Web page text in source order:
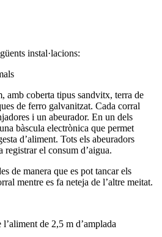
instal·lacions:
amb coberta tipus sandvitx, terra de
de ferro galvanitzat. Cada corral
i un abeurador. En un dels
bàscula electrònica que permet
d’aliment. Tots els abeuradors
registrar el consum d’aigua.
de manera que es pot tancar els
mentre es fa neteja de l’altre meitat.
de 2,5 m d’amplada